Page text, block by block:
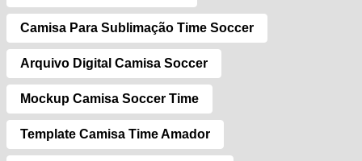
Camisa Para Sublimação Time Soccer
Arquivo Digital Camisa Soccer
Mockup Camisa Soccer Time
Template Camisa Time Amador